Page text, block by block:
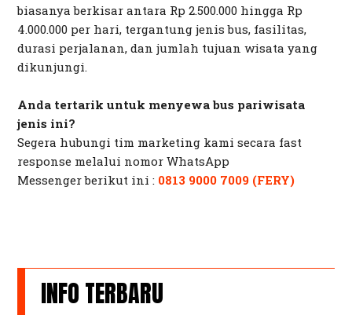
biasanya berkisar antara Rp 2.500.000 hingga Rp
4.000.000 per hari, tergantung jenis bus, fasilitas,
durasi perjalanan, dan jumlah tujuan wisata yang
dikunjungi.
Anda tertarik untuk menyewa bus pariwisata
jenis ini?
Segera hubungi tim marketing kami secara fast
response melalui nomorWhatsApp
Messengerberikut ini : 0813 9000 7009 (FERY)
INFO TERBARU